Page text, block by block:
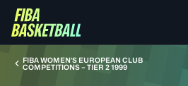
FIBA WOMEN’S EUROPEAN CLUB
COMPETITIONS – TIER 2 1999